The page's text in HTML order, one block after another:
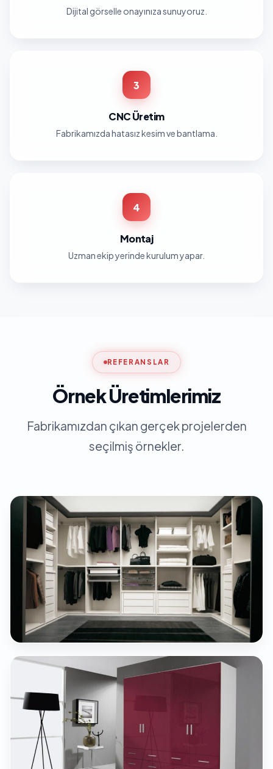
Dijital görselle onayınıza sunuyoruz.
3
CNC Üretim
Fabrikamızda hatasız kesim ve bantlama.
4
Montaj
Uzman ekip yerinde kurulum yapar.
REFERANSLAR
Örnek Üretimlerimiz
Fabrikamızdan çıkan gerçek projelerden
seçilmiş örnekler.